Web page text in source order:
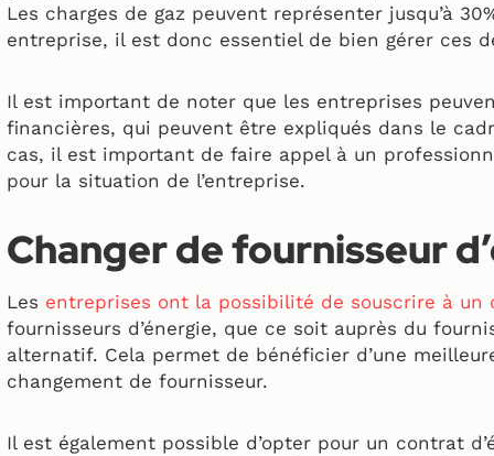
Les charges de gaz peuvent représenter jusqu’à
entreprise, il est donc essentiel de bien gérer ces
Il est important de noter que les entreprises
financières, qui peuvent être expliqués dans le
cas, il est important de faire appel à un
pour la situation de l’entreprise.
Changer de fournisseur
Les entreprises ont la possibilité de souscrire à un
fournisseurs d’énergie, que ce soit auprès du
alternatif. Cela permet de bénéficier d’une
changement de fournisseur.
Il est également possible d’opter pour un contrat